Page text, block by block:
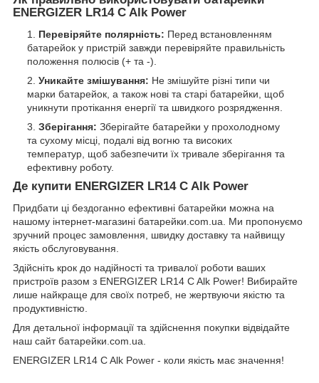
ENERGIZER LR14 C Alk Power
Перевіряйте полярність: Перед встановленням
батарейок у пристрій завжди перевіряйте правильність
положення полюсів (+ та -).
Уникайте змішування: Не змішуйте різні типи чи
марки батарейок, а також нові та старі батарейки, щоб
уникнути протікання енергії та швидкого розрядження.
Зберігання: Зберігайте батарейки у прохолодному
та сухому місці, подалі від вогню та високих
температур, щоб забезпечити їх тривале зберігання та
ефективну роботу.
Де купити ENERGIZER LR14 C Alk Power
Придбати ці бездоганно ефективні батарейки можна на
нашому інтернет-магазині батарейки.com.ua. Ми пропонуємо
зручний процес замовлення, швидку доставку та найвищу
якість обслуговування.
Здійсніть крок до надійності та тривалої роботи ваших
пристроїв разом з ENERGIZER LR14 C Alk Power! Вибирайте
лише найкраще для своїх потреб, не жертвуючи якістю та
продуктивністю.
Для детальної інформації та здійснення покупки відвідайте
наш сайтбатарейки.com.ua
ENERGIZER LR14 C Alk Power - коли якість має значення!